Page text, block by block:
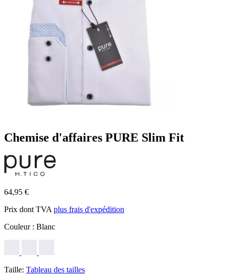
Chemise d'affaires PURE Slim Fit
64,95 €
Prix dont TVA plus frais d'expédition
Couleur : Blanc
Taille: Tableau des tailles